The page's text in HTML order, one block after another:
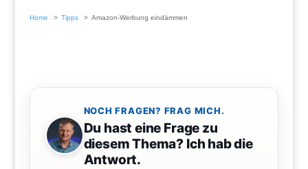
Home Tipps Amazon-Werbung eindämmen
NOCH FRAGEN? FRAG MICH.
Du hast eine Frage zu
diesem Thema? Ich hab die
Antwort.